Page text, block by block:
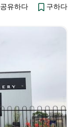
공유하다 구하다